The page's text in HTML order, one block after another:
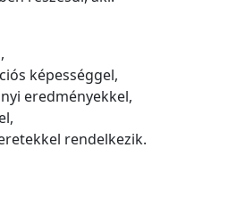
képességgel,
eredményekkel,
rendelkezik.